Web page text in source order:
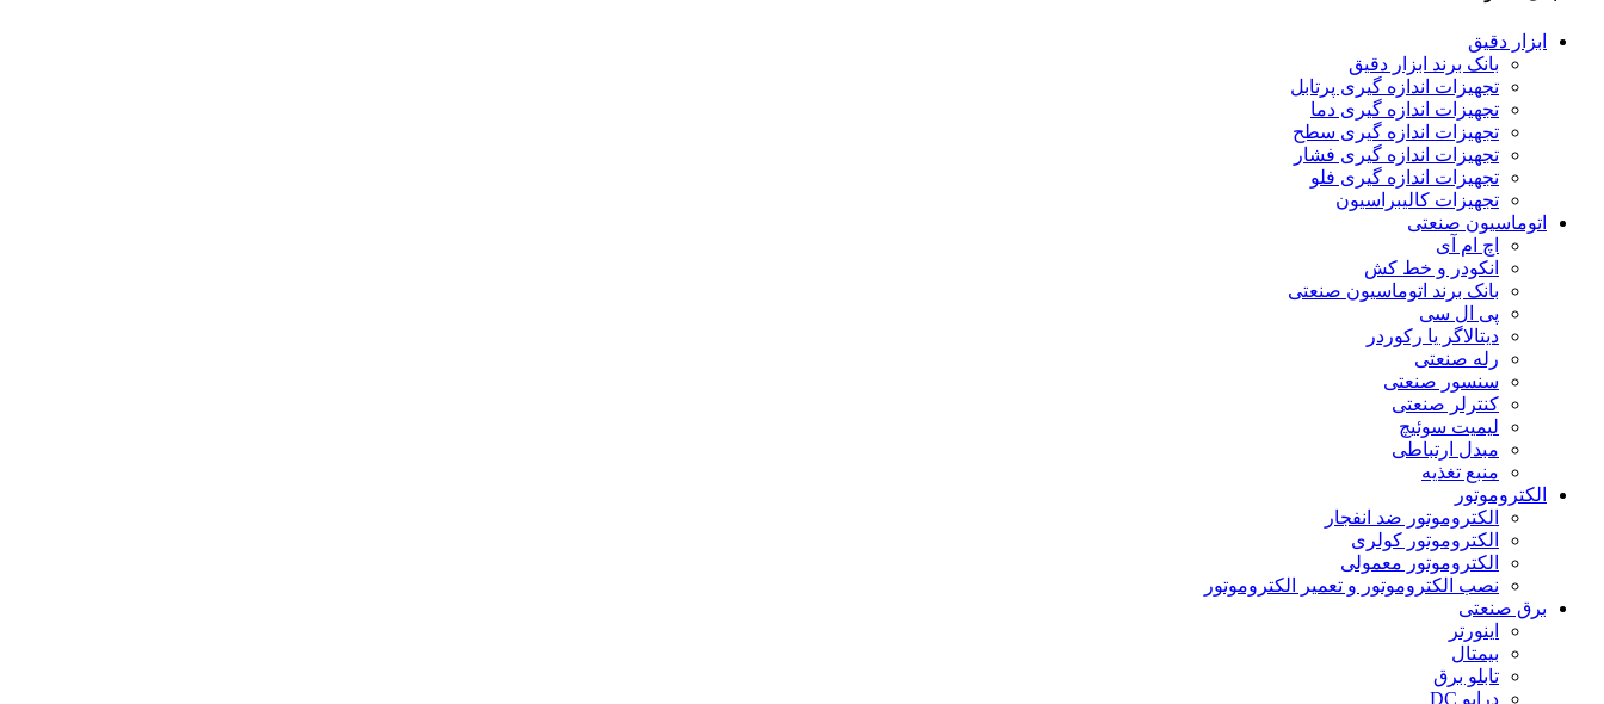
ابزار دقیق
بانک برند ابزار دقیق
تجهیزات اندازه گیری پرتابل
تجهیزات اندازه گیری دما
تجهیزات اندازه گیری سطح
تجهیزات اندازه گیری فشار
تجهیزات اندازه گیری فلو
تجهیزات کالیبراسیون
اتوماسیون صنعتی
اچ ام آی
انکودر و خط کش
بانک برند اتوماسیون صنعتی
پی ال سی
دیتالاگر یا رکوردر
رله صنعتی
سنسور صنعتی
کنترلر صنعتی
لیمیت سوئیچ
مبدل ارتباطی
منبع تغذیه
الکتروموتور
الکتروموتور ضد انفجار
الکتروموتور کولری
الکتروموتور معمولی
نصب الکتروموتور و تعمیر الکتروموتور
برق صنعتی
اینورتر
بیمتال
تابلو برق
درایو DC